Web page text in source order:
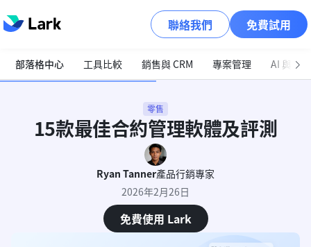
聯絡我們 免費試用
部落格中心 工具比較 銷售與 CRM 專案管理 AI 與自
零售
15款最佳合約管理軟體及評測
Ryan Tanner產品行銷專家
2026年2月26日
免費使用 Lark